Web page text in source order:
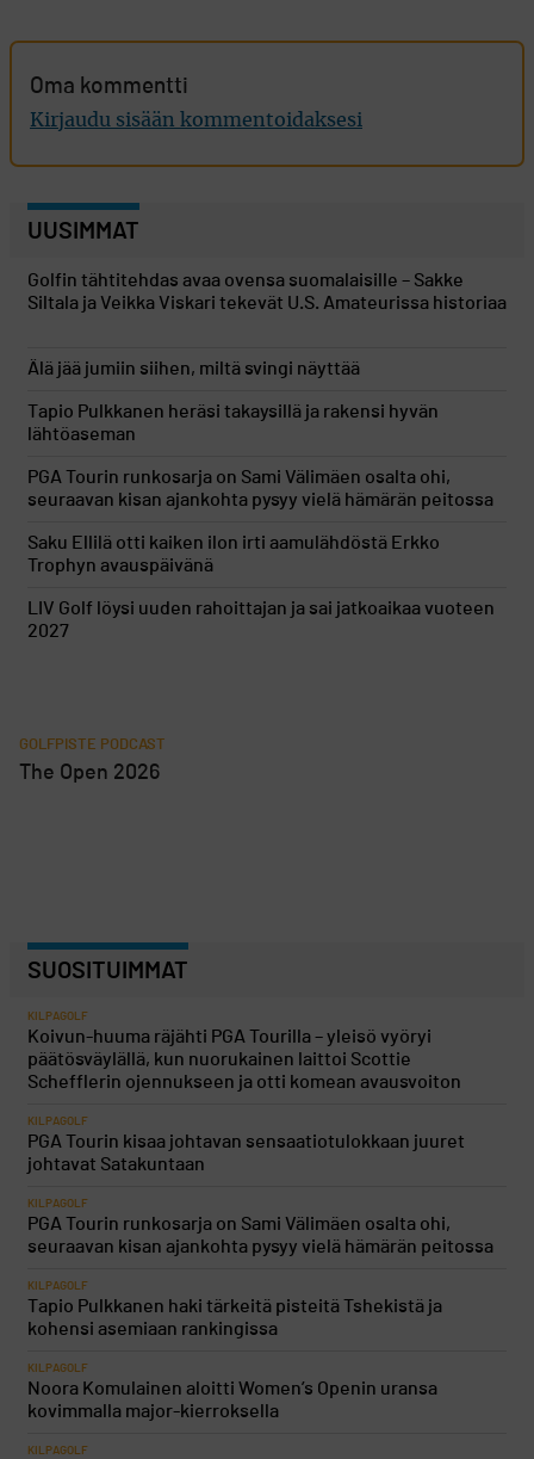
Oma kommentti
Kirjaudu sisään kommentoidaksesi
UUSIMMAT
Golfin tähtitehdas avaa ovensa suomalaisille – Sakke
Siltala ja Veikka Viskari tekevät U.S. Amateurissa historiaa
Älä jää jumiin siihen, miltä svingi näyttää
Tapio Pulkkanen heräsi takaysillä ja rakensi hyvän
lähtöaseman
PGA Tourin runkosarja on Sami Välimäen osalta ohi,
seuraavan kisan ajankohta pysyy vielä hämärän peitossa
Saku Ellilä otti kaiken ilon irti aamulähdöstä Erkko
Trophyn avauspäivänä
LIV Golf löysi uuden rahoittajan ja sai jatkoaikaa vuoteen
2027
GOLFPISTE PODCAST
The Open 2026
SUOSITUIMMAT
KILPAGOLF
Koivun-huuma räjähti PGA Tourilla – yleisö vyöryi
päätösväylällä, kun nuorukainen laittoi Scottie
Schefflerin ojennukseen ja otti komean avausvoiton
KILPAGOLF
PGA Tourin kisaa johtavan sensaatiotulokkaan juuret
johtavat Satakuntaan
KILPAGOLF
PGA Tourin runkosarja on Sami Välimäen osalta ohi,
seuraavan kisan ajankohta pysyy vielä hämärän peitossa
KILPAGOLF
Tapio Pulkkanen haki tärkeitä pisteitä Tshekistä ja
kohensi asemiaan rankingissa
KILPAGOLF
Noora Komulainen aloitti Women’s Openin uransa
kovimmalla major-kierroksella
KILPAGOLF